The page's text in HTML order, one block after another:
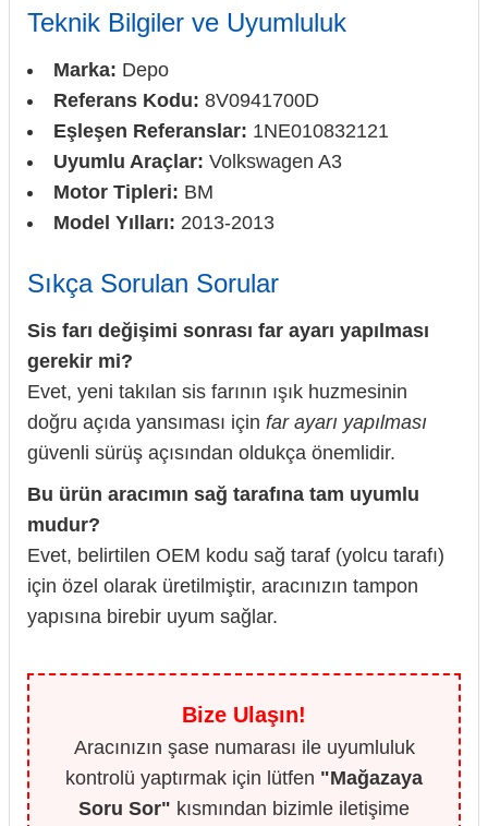
Teknik Bilgiler ve Uyumluluk
Marka: Depo
Referans Kodu: 8V0941700D
Eşleşen Referanslar: 1NE010832121
Uyumlu Araçlar: Volkswagen A3
Motor Tipleri: BM
Model Yılları: 2013-2013
Sıkça Sorulan Sorular
Sis farı değişimi sonrası far ayarı yapılması
gerekir mi?
Evet, yeni takılan sis farının ışık huzmesinin
doğru açıda yansıması için far ayarı yapılması
güvenli sürüş açısından oldukça önemlidir.
Bu ürün aracımın sağ tarafına tam uyumlu
mudur?
Evet, belirtilen OEM kodu sağ taraf (yolcu tarafı)
için özel olarak üretilmiştir, aracınızın tampon
yapısına birebir uyum sağlar.
Bize Ulaşın!
Aracınızın şase numarası ile uyumluluk
kontrolü yaptırmak için lütfen "Mağazaya
Soru Sor" kısmından bizimle iletişime